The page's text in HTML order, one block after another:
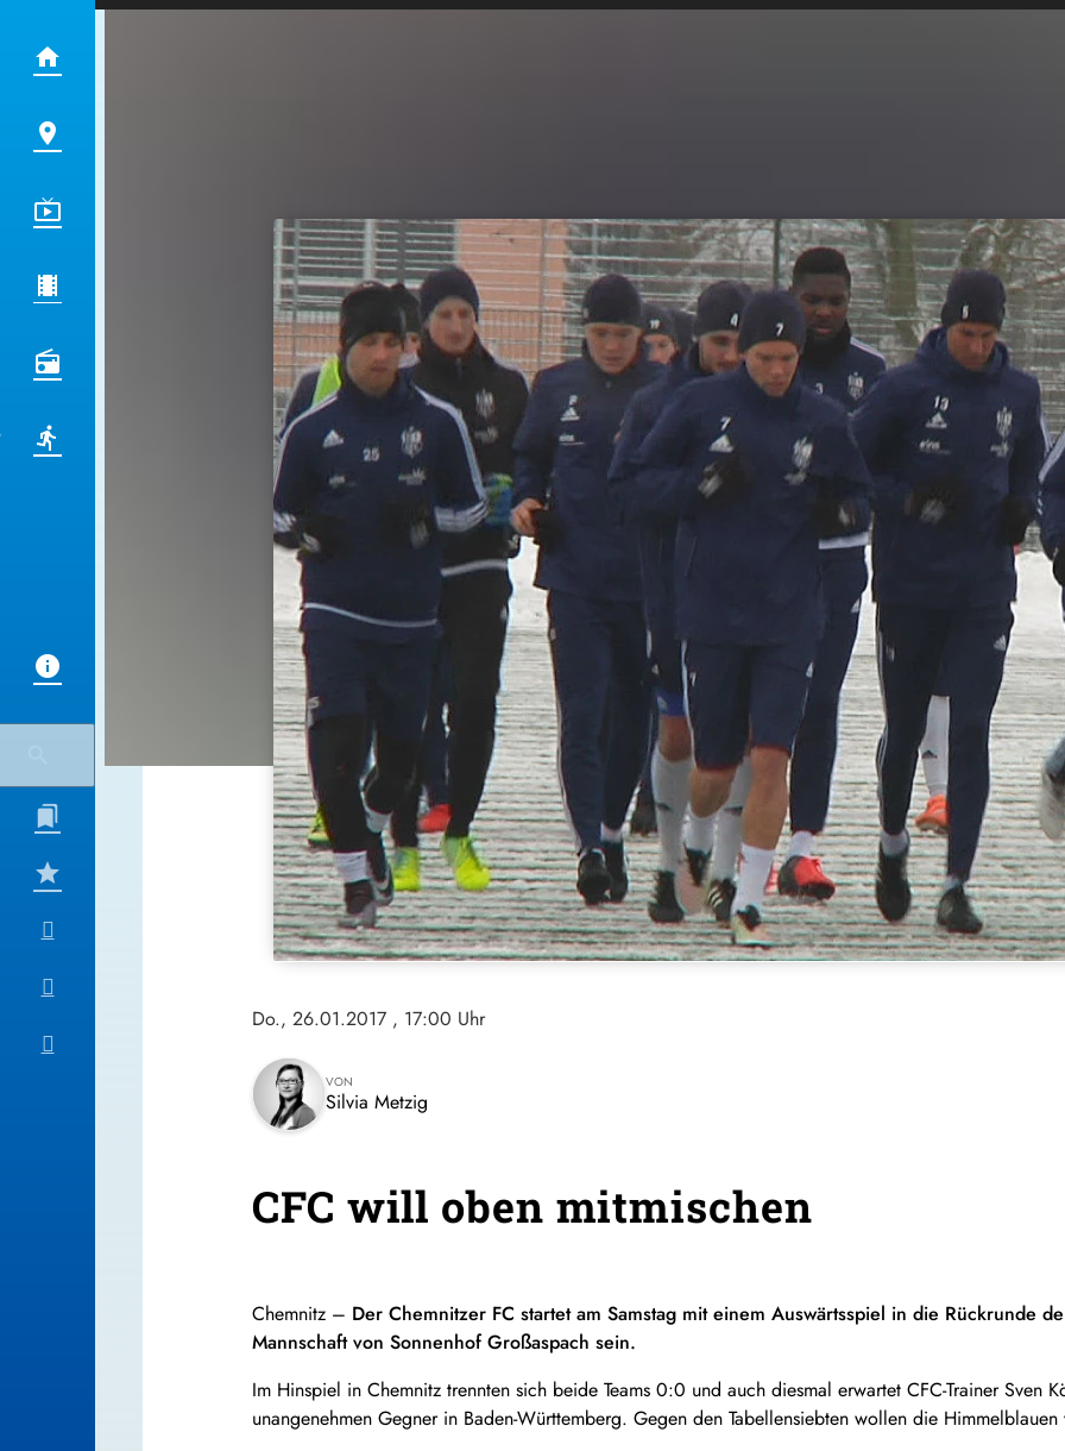
Do., 26.01.2017 , 17:00 Uhr
VON
Silvia Metzig
CFC will oben mitmischen
Chemnitz – Der Chemnitzer FC startet am Samstag mit einem Auswärtsspiel in die Rückrunde
Mannschaft von Sonnenhof Großaspach sein.
Im Hinspiel in Chemnitz trennten sich beide Teams 0:0 und auch diesmal erwartet CFC-Trainer Sven
unangenehmen Gegner in Baden-Württemberg. Gegen den Tabellensiebten wollen die